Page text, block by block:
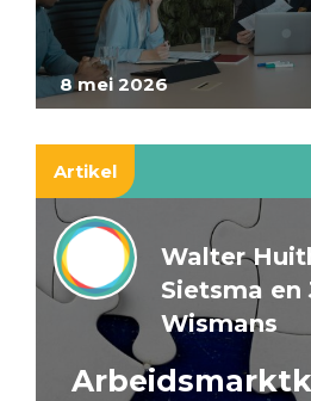
8 mei 2026
Artikel
Walter
Sietsma en
Wismans